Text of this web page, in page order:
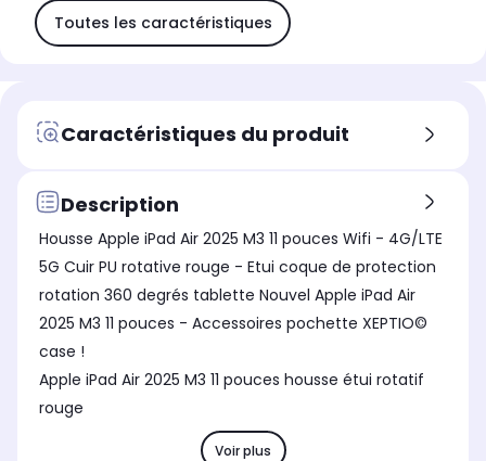
Toutes les caractéristiques
Caractéristiques du produit
Description
Housse Apple iPad Air 2025 M3 11 pouces Wifi - 4G/LTE
5G Cuir PU rotative rouge - Etui coque de protection
rotation 360 degrés tablette Nouvel Apple iPad Air
2025 M3 11 pouces - Accessoires pochette XEPTIO©
case !
Apple iPad Air 2025 M3 11 pouces housse étui rotatif
rouge
Voir plus